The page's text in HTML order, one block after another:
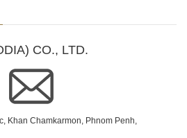
CO., LTD.
Khan Chamkarmon, Phnom Penh,